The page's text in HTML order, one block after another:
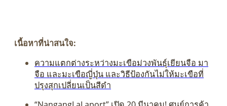
เนื้อหาที่น่าสนใจ:
ความแตกต่างระหว่างมะเขือม่วงพันธุ์เยียนจือ มา
จือ และมะเขือญี่ปุ่น และวิธีป้องกันไม่ให้มะเขือที่
ปรุงสุกเปลี่ยนเป็นสีดำ